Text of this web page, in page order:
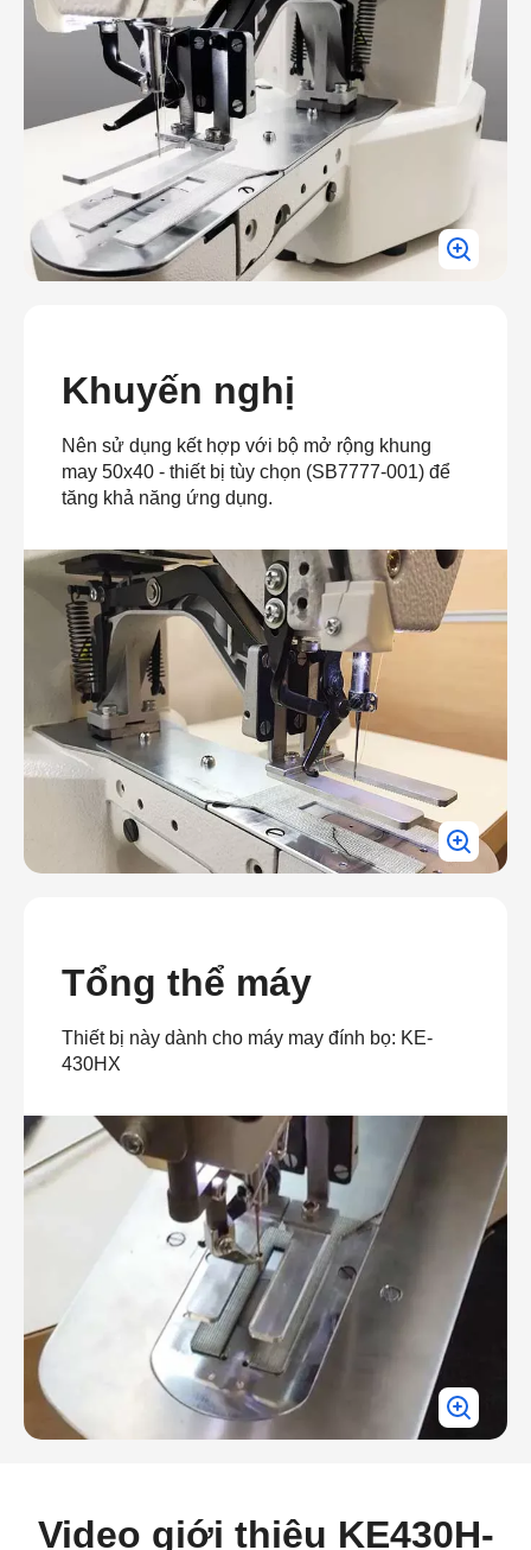
Khuyến nghị
Nên sử dụng kết hợp với bộ mở rộng khung
may 50x40 - thiết bị tùy chọn (SB7777-001) để
tăng khả năng ứng dụng.
Tổng thể máy
Thiết bị này dành cho máy may đính bọ: KE-
430HX
Video giới thiệu KE430H-